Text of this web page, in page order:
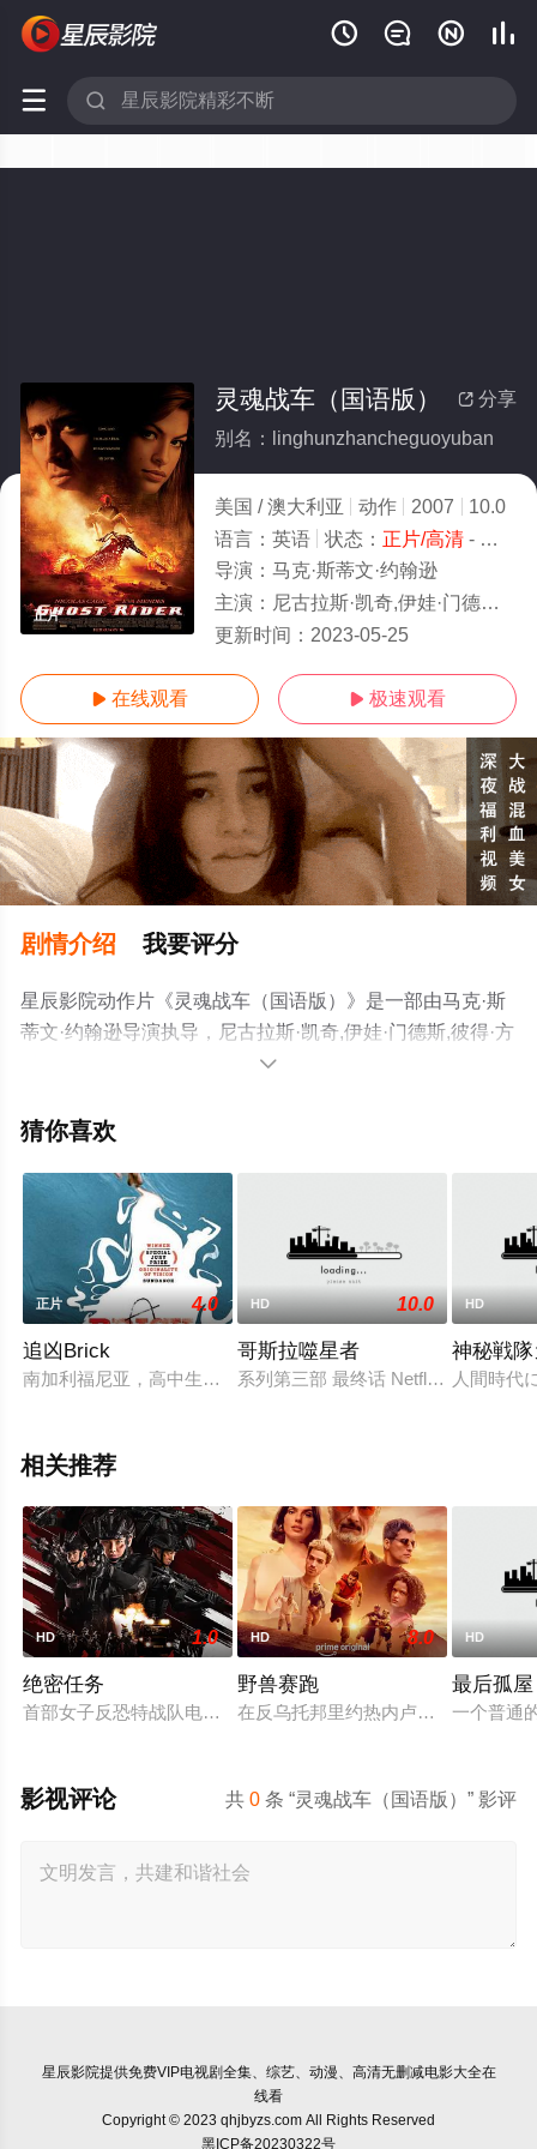
   
 
正片
 分享
灵魂战车（国语版）
别名：linghunzhancheguoyuban
美国 / 澳大利亚 动作 2007
10.0
语言： 英语 状态： 正片/高清- 免费在线观看
导演： 马克·斯蒂文·约翰逊
主演： 尼古拉斯·凯奇,伊娃·门德斯,彼得·方达,山姆·艾里奥特,韦斯·本特利
更新时间： 2023-05-25
 在线观看  极速观看
剧情介绍 我要评分
星辰影院动作片《灵魂战车（国语版）》是一部由马克·斯
蒂文·约翰逊导演执导，尼古拉斯·凯奇,伊娃·门德斯,彼得·方
达,山姆·艾里奥特,韦斯·本特利等演员精彩演绎的美国 / 澳大
电影院，更多剧情信息可移步至豆瓣电影、电视猫或剧情

猜你喜欢
正片 4.0
追凶Brick
南加利福尼亚，高中生布伦丹·弗莱（约瑟夫·戈登-李维特
HD 10.0
哥斯拉噬星者
系列第三部 最终话 Netflix 大门开启
HD
神秘戦
人間時代
相关推荐
HD 1.0
绝密任务
首部女子反恐特战队电影，面对恐怖主义恶势力，“最飒女子反
HD 8.0
野兽赛跑
在反乌托邦里约热内卢废墟中，城市
HD
最后孤屋
一个普通
共0 条 “灵魂战车（国语版）” 影评
影视评论
星辰影院提供免费VIP电视剧全集、综艺、动漫、高清无删减电影大全在
线看
Copyright © 2023 qhjbyzs.com All Rights Reserved
黑ICP备20230322号